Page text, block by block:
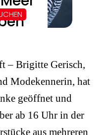
– Brigitte Gerisch,
Modekennerin, hat
geöffnet und
ab 16 Uhr in der
aus mehreren